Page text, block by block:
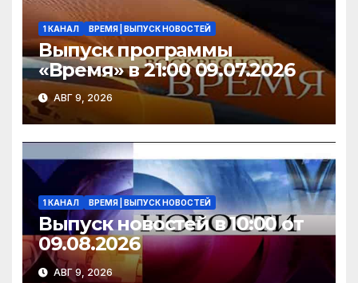
1 КАНАЛ ВРЕМЯ | ВЫПУСК НОВОСТЕЙ
Выпуск программы
«Время» в 21:00 09.07.2026
АВГ 9, 2026
1 КАНАЛ ВРЕМЯ | ВЫПУСК НОВОСТЕЙ
Выпуск новостей в 10:00 от
09.08.2026
АВГ 9, 2026